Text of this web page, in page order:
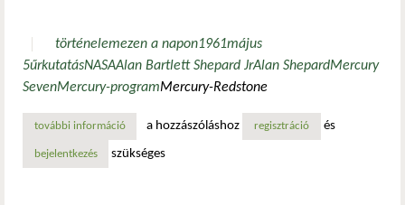
történelemezen a napon1961május
5űrkutatásNASAAlan Bartlett Shepard JrAlan ShepardMercury
SevenMercury-programMercury-Redstone
további információaz első amerikai az űrben tartalommal kapcsolatosan
a hozzászóláshoz regisztráció és
bejelentkezés szükséges